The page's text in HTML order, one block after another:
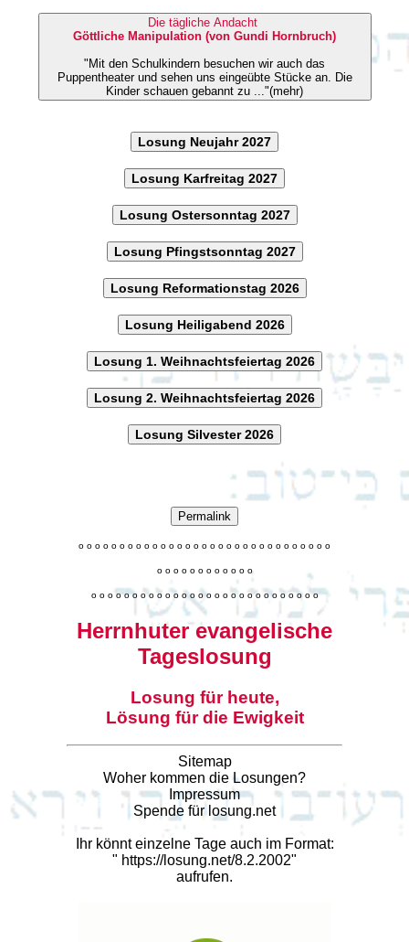
Die tägliche Andacht
Göttliche Manipulation (von Gundi Hornbruch)
"Mit den Schulkindern besuchen wir auch das
Puppentheater und sehen uns eingeübte Stücke an. Die
Kinder schauen gebannt zu ..."(mehr)
Losung Neujahr 2027
Losung Karfreitag 2027
Losung Ostersonntag 2027
Losung Pfingstsonntag 2027
Losung Reformationstag 2026
Losung Heiligabend 2026
Losung 1. Weihnachtsfeiertag 2026
Losung 2. Weihnachtsfeiertag 2026
Losung Silvester 2026
Permalink
o o o o o o o o o o o o o o o o o o o o o o o o o o o o o o o
o o o o o o o o o o o o
o o o o o o o o o o o o o o o o o o o o o o o o o o o o
Herrnhuter evangelische
Tageslosung
Losung für heute,
Lösung für die Ewigkeit
Sitemap
Woher kommen die Losungen?
Impressum
Spende für losung.net
Ihr könnt einzelne Tage auch im Format:
" https://losung.net/8.2.2002"
aufrufen.